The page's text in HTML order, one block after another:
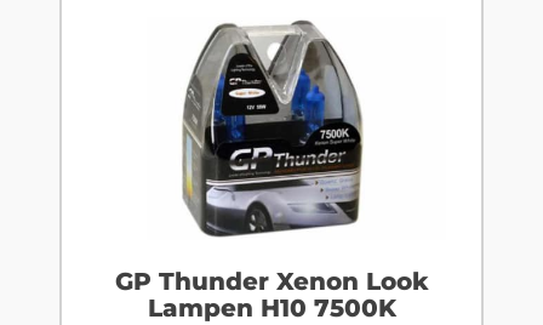
GP Thunder Xenon Look
Lampen H10 7500K